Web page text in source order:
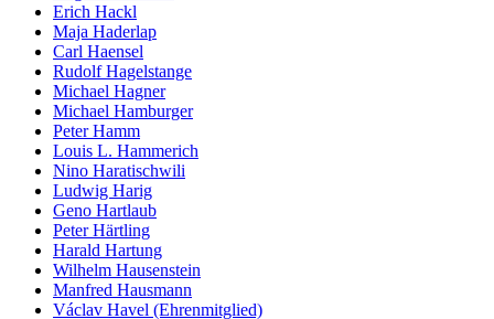
Erich Hackl
Maja Haderlap
Carl Haensel
Rudolf Hagelstange
Michael Hagner
Michael Hamburger
Peter Hamm
Louis L. Hammerich
Nino Haratischwili
Ludwig Harig
Geno Hartlaub
Peter Härtling
Harald Hartung
Wilhelm Hausenstein
Manfred Hausmann
Václav Havel (Ehrenmitglied)